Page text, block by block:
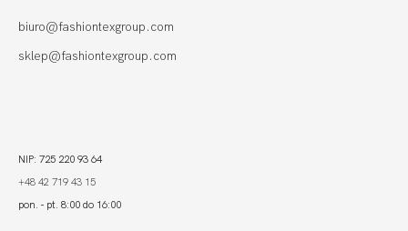
biuro@fashiontexgroup.com
sklep@fashiontexgroup.com
NIP: 725 220 93 64
+48 42 719 43 15
pon. - pt. 8:00 do 16:00